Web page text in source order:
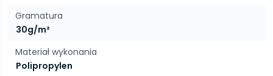
Gramatura
30g/m²
Materiał wykonania
Polipropylen